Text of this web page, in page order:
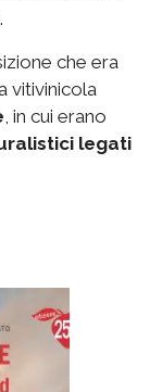
che era
vitivinicola
, in cui erano
legati